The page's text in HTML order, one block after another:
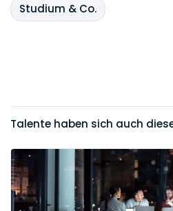
Studium & Co.
Talente haben sich auch